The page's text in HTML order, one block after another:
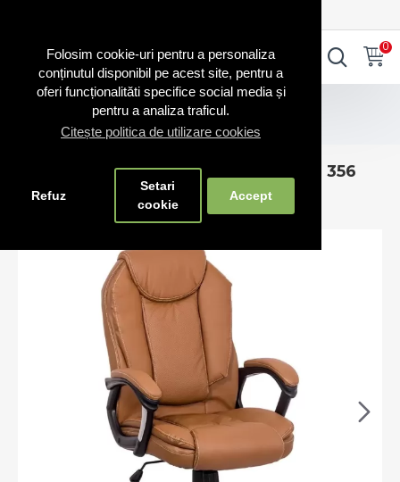
Folosim cookie-uri pentru a personaliza
conținutul disponibil pe acest site, pentru a
oferi funcționalităti specifice social media și
pentru a analiza traficul.
Citește politica de utilizare cookies
Refuz
Setari
cookie
Accept
0
Scaune directoriale
Scaune de birou confortabile Office 356 Bej
Scaune de birou confortabile Office 356
Bej